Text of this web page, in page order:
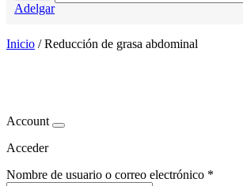
Inicio /Reducción de grasa abdominal
Account
Acceder
Nombre de usuario o correo electrónico *